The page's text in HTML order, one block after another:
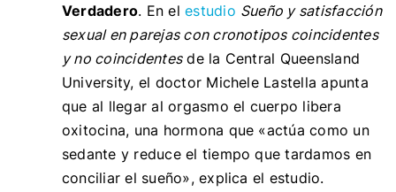
Verdadero. En elestudio Sueño y satisfacción
sexual en parejas con cronotipos coincidentes
y no coincidentesde la Central Queensland
University, el doctor Michele Lastella apunta
que al llegar al orgasmo el cuerpo libera
oxitocina, una hormona que «actúa como un
sedante y reduce el tiempo que tardamos en
conciliar el sueño», explica el estudio.